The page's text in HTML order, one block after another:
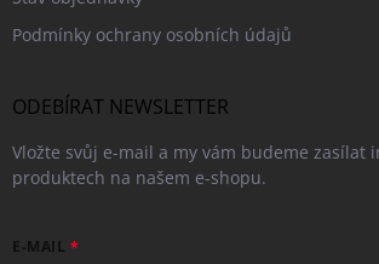
Podmínky ochrany osobních údajů
ODEBÍRAT NEWSLETTER
Vložte svůj e-mail a my vám budeme zasílat
produktech na našem e-shopu.
E-MAIL